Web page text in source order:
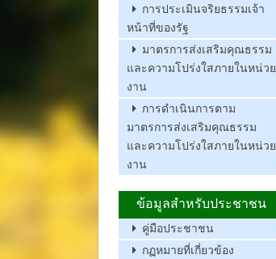
การประเมินจริยธรรมเจ้า
หน้าที่ของรัฐ
มาตรการส่งเสริมคุณธรรม
และความโปร่งใสภายในหน่วย
งาน
การดำเนินการตาม
มาตรการส่งเสริมคุณธรรม
และความโปร่งใสภายในหน่วย
งาน
ข้อมูลสำหรับประชาชน
คู่มือประชาชน
กฏหมายที่เกี่ยวข้อง